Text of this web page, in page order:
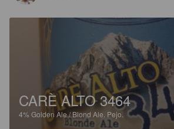
CARÈ ALTO 3464
4% Golden Ale / Blond Ale. Pejo.